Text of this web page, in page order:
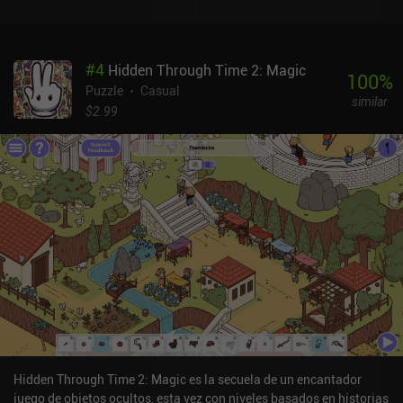
lago. Lo que no me gustó es que la colocación de los objetos a
menudo parecía completamente aleatoria, en lugar de seguir una
lógica comprensible o incluso el sentido común. Afortunadamente,
un ingenioso sistema de pistas dentro del juego. Al tocar
cualquiera de los objetos de nuestra lista, se inicia un
temporizador de 2 minutos que revela la ubicación del objeto una
vez que llega a cero. Pero como sólo podemos tener un
temporizador funcionando a la vez, sigue siendo mucho más
rápido encontrar los objetos necesarios nosotros mismos que
depender de las pistas. Wind Peaks es un juego premium de 4,99
dólares sin anuncios ni iAPs. A pesar de sus escenarios algo
repetitivos, proporcionó suficiente diversidad para mantenerme
entretenido hasta el final de la primera temporada del juego. Con
suerte, se lanzarán nuevos capítulos o juegos en el futuro para
terminar la historia abruptamente acabada.
#4 Hidden Through Time 2: Magic
Puzzle
Casual
$2.99
100%
similar
Hidden Through Time 2: Magic es la secuela de un encantador
juego de objetos ocultos, esta vez con niveles basados en historias